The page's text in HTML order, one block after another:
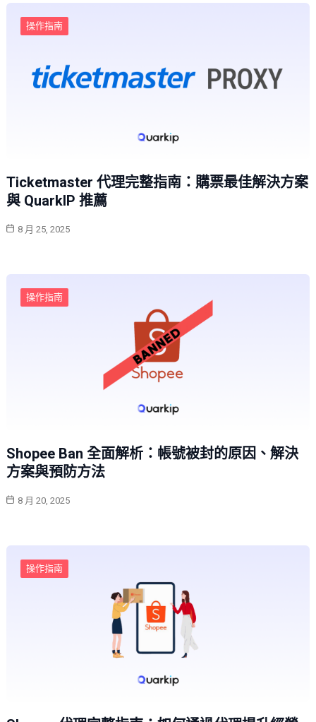
操作指南
Ticketmaster 代理完整指南：購票最佳解決方案
與 QuarkIP 推薦
8 月 25, 2025
操作指南
Shopee Ban 全面解析：帳號被封的原因、解決
方案與預防方法
8 月 20, 2025
操作指南